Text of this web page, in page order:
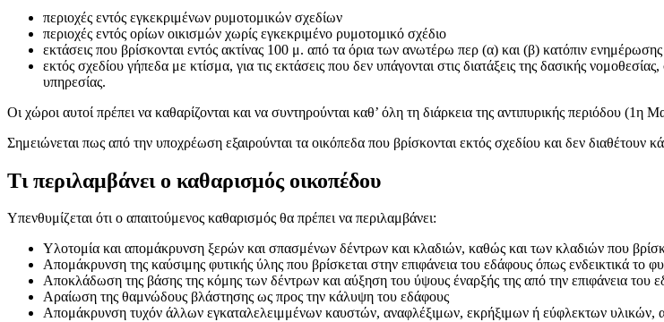
περιοχές εντός εγκεκριμένων ρυμοτομικών σχεδίων
περιοχές εντός ορίων οικισμών χωρίς εγκεκριμένο ρυμοτομικό σχέδιο
εκτάσεις που βρίσκονται εντός ακτίνας 100 μ. από τα όρια των ανωτέρω περ (α) και (β) κατόπιν
εκτός σχεδίου γήπεδα με κτίσμα, για τις εκτάσεις που δεν υπάγονται στις διατάξεις της δασικής
υπηρεσίας.
Οι χώροι αυτοί πρέπει να καθαρίζονται και να συντηρούνται καθ’ όλη τη διάρκεια της αντιπυρικής περιόδου (1η
Σημειώνεται πως από την υποχρέωση εξαιρούνται τα οικόπεδα που βρίσκονται εκτός σχεδίου και δεν διαθέτουν
Τι περιλαμβάνει ο καθαρισμός οικοπέδου
Υπενθυμίζεται ότι ο απαιτούμενος καθαρισμός θα πρέπει να περιλαμβάνει:
Υλοτομία και απομάκρυνση ξερών και σπασμένων δέντρων και κλαδιών, καθώς και των κλαδιών που
Απομάκρυνση της καύσιμης φυτικής ύλης που βρίσκεται στην επιφάνεια του εδάφους όπως ενδεικτικά το
Αποκλάδωση της βάσης της κόμης των δέντρων και αύξηση του ύψους έναρξής της από την επιφάνεια του
Αραίωση της θαμνώδους βλάστησης ως προς την κάλυψη του εδάφους
Απομάκρυνση τυχόν άλλων εγκαταλελειμμένων καυστών, αναφλέξιμων, εκρήξιμων ή εύφλεκτων υλικών,